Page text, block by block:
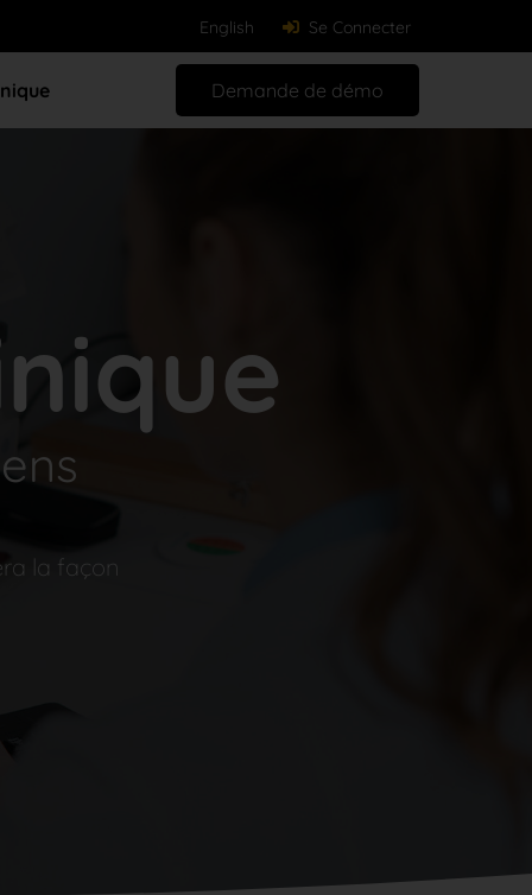
English Se Connecter
Demande de démo
la façon